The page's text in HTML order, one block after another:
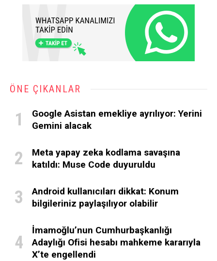
ÖNE ÇIKANLAR
Google Asistan emekliye ayrılıyor: Yerini
Gemini alacak
Meta yapay zeka kodlama savaşına
katıldı: Muse Code duyuruldu
Android kullanıcıları dikkat: Konum
bilgileriniz paylaşılıyor olabilir
İmamoğlu’nun Cumhurbaşkanlığı
Adaylığı Ofisi hesabı mahkeme kararıyla
X’te engellendi